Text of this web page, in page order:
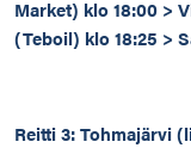
Market) klo 18:00 >
(Teboil) klo 18:25 >
Reitti 3: Tohmajärvi